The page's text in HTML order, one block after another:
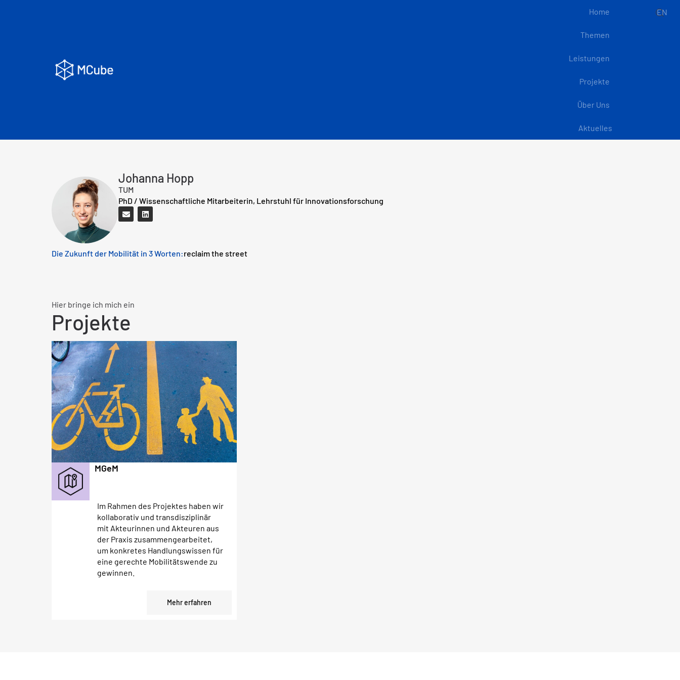
Home
Themen
Leistungen
Projekte
Über Uns
Aktuelles
EN
Johanna Hopp
TUM
PhD / Wissenschaftliche Mitarbeiterin, Lehrstuhl für Innovationsforschung
Die Zukunft der Mobilität in 3 Worten:reclaim the street
Hier bringe ich mich ein
Projekte
MGeM
Im Rahmen des Projektes haben wir
kollaborativ und transdisziplinär
mit Akteurinnen und Akteuren aus
der Praxis zusammengearbeitet,
um konkretes Handlungswissen für
eine gerechte Mobilitätswende zu
gewinnen.
Mehr erfahren